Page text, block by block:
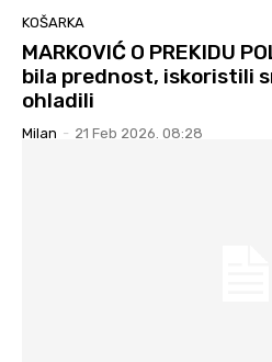
KOŠARKA
MARKOVIĆ O PREKIDU
bila prednost, iskoristili
ohladili
Milan - 21 Feb 2026. 08:28